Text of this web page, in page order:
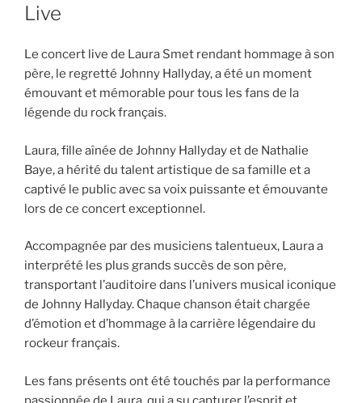
Live
Le concert live de Laura Smet rendant hommage à son
père, le regretté Johnny Hallyday, a été un moment
émouvant et mémorable pour tous les fans de la
légende du rock français.
Laura, fille aînée de Johnny Hallyday et de Nathalie
Baye, a hérité du talent artistique de sa famille et a
captivé le public avec sa voix puissante et émouvante
lors de ce concert exceptionnel.
Accompagnée par des musiciens talentueux, Laura a
interprété les plus grands succès de son père,
transportant l’auditoire dans l’univers musical iconique
de Johnny Hallyday. Chaque chanson était chargée
d’émotion et d’hommage à la carrière légendaire du
rockeur français.
Les fans présents ont été touchés par la performance